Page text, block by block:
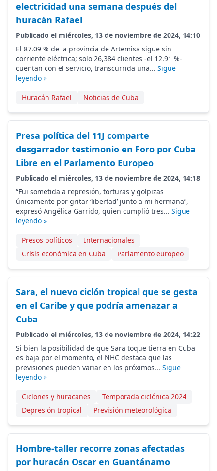
electricidad una semana después del
huracán Rafael
Publicado el miércoles, 13 de noviembre de 2024, 14:10
El 87.09 % de la provincia de Artemisa sigue sin
corriente eléctrica; solo 26,384 clientes -el 12.91 %-
cuentan con el servicio, transcurrida una... Sigue
leyendo »
Huracán Rafael Noticias de Cuba
Presa política del 11J comparte
desgarrador testimonio en Foro por Cuba
Libre en el Parlamento Europeo
Publicado el miércoles, 13 de noviembre de 2024, 14:18
“Fui sometida a represión, torturas y golpizas
únicamente por gritar ‘libertad’ junto a mi hermana”,
expresó Angélica Garrido, quien cumplió tres... Sigue
leyendo »
Presos políticos
Internacionales
Crisis económica en Cuba
Parlamento europeo
Sara, el nuevo ciclón tropical que se gesta
en el Caribe y que podría amenazar a
Cuba
Publicado el miércoles, 13 de noviembre de 2024, 14:22
Si bien la posibilidad de que Sara toque tierra en Cuba
es baja por el momento, el NHC destaca que las
previsiones pueden variar en los próximos... Sigue
leyendo »
Ciclones y huracanes
Temporada ciclónica 2024
Depresión tropical
Previsión meteorológica
Hombre-taller recorre zonas afectadas
por huracán Oscar en Guantánamo